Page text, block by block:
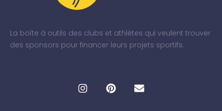
La boîte à outils des clubs et athlètes qui veulent trouver
des sponsors pour financer leurs projets sportifs.